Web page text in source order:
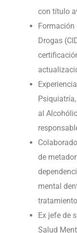
con título
Drogas
al
de
mental
Ex jefe de
Salud